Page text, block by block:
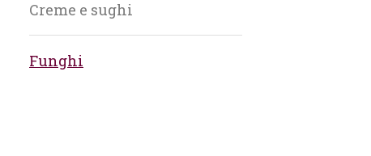
Creme e sughi
Funghi